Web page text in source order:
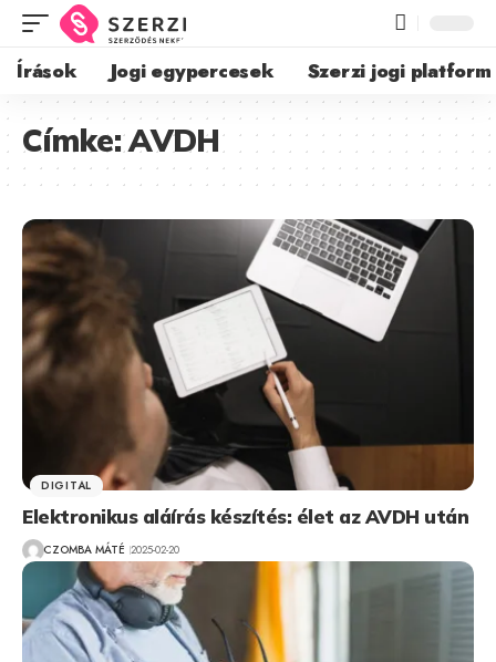
Írások Jogi egypercesek Szerzi jogi platform
Címke:AVDH
DIGITAL
Elektronikus aláírás készítés: élet az AVDH után
CZOMBA MÁTÉ 2025-02-20